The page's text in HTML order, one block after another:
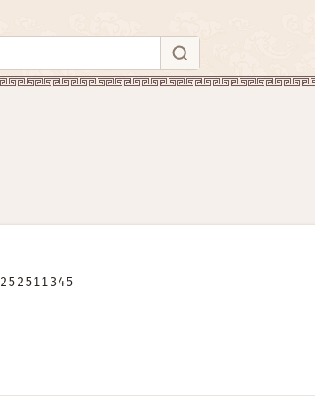
252511345